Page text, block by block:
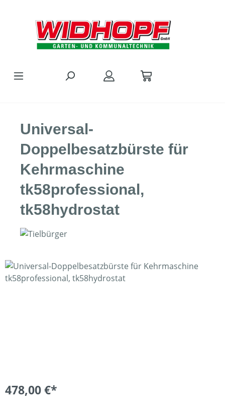
Universal-
Doppelbesatzbürste für
Kehrmaschine
tk58professional,
tk58hydrostat
Bildergalerie überspringen
478,00 €*